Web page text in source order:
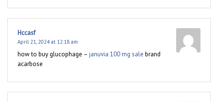
Hccasf
April 21, 2024 at 12:18 am
how to buy glucophage – januvia 100 mg sale brand
acarbose